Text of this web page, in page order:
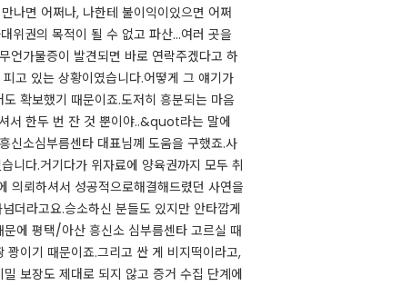
나면 어쩌나, 나한테 불이익이있으면 어쩌
위권의 목적이 될 수 없고 파산...여러 곳을
언가물증이 발견되면 바로 연락주겠다고 하
고 있는 상황이였습니다.어떻게 그 얘기가
확보했기 때문이죠.도저히 흥분되는 마음
서 한두 번 잔 것 뿐이야..&quot라는 말에
신소심부름센타 대표님꼐 도움을 구했죠.사
니다.거기다가 위자료에 양육권까지 모두 취
의뢰하셔서 성공적으로해결해드렸던 사연을
더라고요.승소하신 분들도 있지만 안타깝게
에 평택/아산 흥신소 심부름센타 고르실 때
이기 때문이죠.​그리고 싼 게 비지떡이라고,
보장도 제대로 되지 않고 증거 수집 단계에